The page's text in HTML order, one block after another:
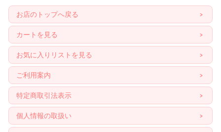
お店のトップへ戻る
カートを見る
お気に入りリストを見る
ご利用案内
特定商取引法表示
個人情報の取扱い